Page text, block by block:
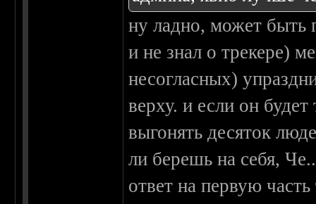
ну ладно, может быть
и не знал о трекере)
несогласных)
верху. и если он будет
выгонять десяток
ли берешь на себя,
ответ на первую